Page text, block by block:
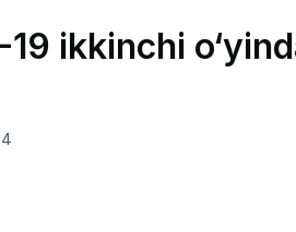
19 ikkinchi